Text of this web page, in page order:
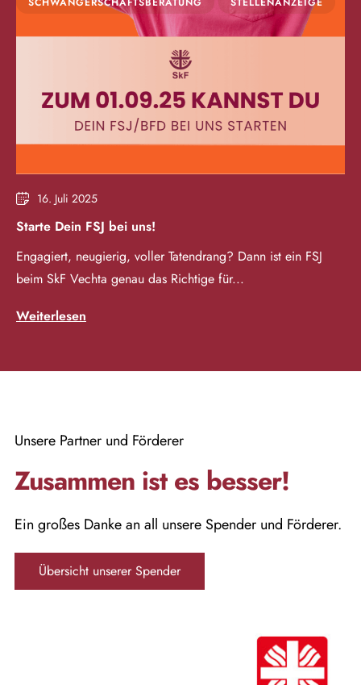
16. Juli 2025
Starte Dein FSJ bei uns!
Engagiert, neugierig, voller Tatendrang? Dann ist ein FSJ
beim SkF Vechta genau das Richtige für...
Weiterlesen
Unsere Partner und Förderer
Zusammen ist es besser!
Ein großes Danke an all unsere Spender und Förderer.
Übersicht unserer Spender